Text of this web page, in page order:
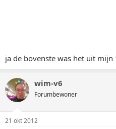
ja de bovenste was het uit
wim-v6
Forumbewoner
21 okt 2012